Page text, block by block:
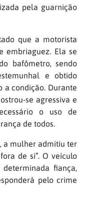
pela guarnição
que a motorista
embriaguez. Ela se
bafômetro, sendo
e obtido
a condição. Durante
se agressiva e
o uso de
de todos.
a mulher admitiu ter
de si”. O veículo
fiança,
pelo crime